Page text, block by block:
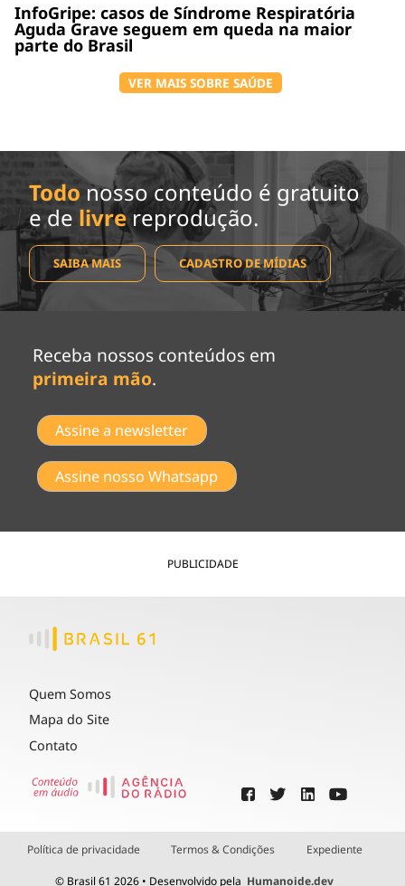
InfoGripe: casos de Síndrome Respiratória
Aguda Grave seguem em queda na maior
parte do Brasil
VER MAIS SOBRE SAÚDE
Todo nosso conteúdo é gratuito
e de livrereprodução.
SAIBA MAIS CADASTRO DE MÍDIAS
Receba nossos conteúdos em
primeira mão.
Assine a newsletter
Assine nosso Whatsapp
PUBLICIDADE
Quem Somos
Mapa do Site
Contato
Política de privacidade Termos & Condições Expediente
© Brasil 61 2026 • Desenvolvido pela Humanoide.dev